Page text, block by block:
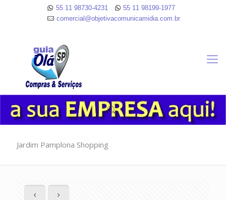
55 11 98730-4231
55 11 98199-1977
comercial@objetivacomunicamidia.com.br
Jardim Pamplona Shopping